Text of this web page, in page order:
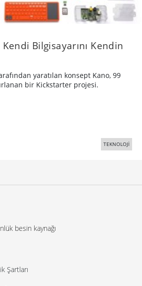
Bilgisayarını Kendin
yaratılan konsept Kano, 99
bir Kickstarter projesi.
TEKNOLOJİ
besin kaynağı
Şartları